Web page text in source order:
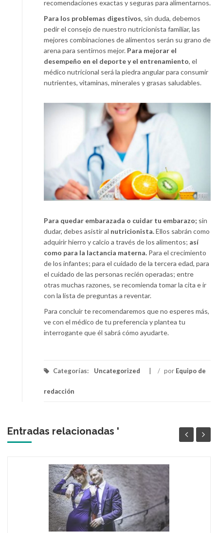
recomendaciones exactas y seguras para alimentarnos.
Para los problemas digestivos, sin duda, debemos
pedir el consejo de nuestro nutricionista familiar, las
mejores combinaciones de alimentos serán su grano de
arena para sentirnos mejor. Para mejorar el
desempeño en el deporte y el entrenamiento, el
médico nutricional será la piedra angular para consumir
nutrientes, vitaminas, minerales y grasas saludables.
Para quedar embarazada o cuidar tu embarazo; sin
dudar, debes asistir al nutricionista.Ellos sabrán como
adquirir hierro y calcio a través de los alimentos; así
como para la lactancia materna. Para el crecimiento
de los infantes; para el cuidado de la tercera edad, para
el cuidado de las personas recién operadas; entre
otras muchas razones, se recomienda tomar la cita e ir
con la lista de preguntas a reventar.
Para concluir te recomendaremos que no esperes más,
ve con el médico de tu preferencia y plantea tu
interrogante que él sabrá cómo ayudarte.
Categorías: Uncategorized / por Equipo de
redacción
Entradas relacionadas '